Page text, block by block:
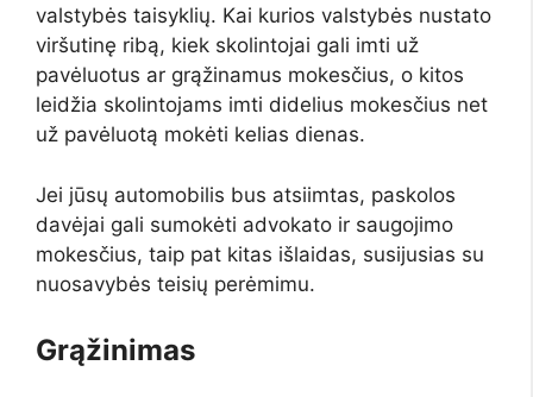
valstybės taisyklių. Kai kurios valstybės nustato
viršutinę ribą, kiek skolintojai gali imti už
pavėluotus ar grąžinamus mokesčius, o kitos
leidžia skolintojams imti didelius mokesčius net
už pavėluotą mokėti kelias dienas.
Jei jūsų automobilis bus atsiimtas, paskolos
davėjai gali sumokėti advokato ir saugojimo
mokesčius, taip pat kitas išlaidas, susijusias su
nuosavybės teisių perėmimu.
Grąžinimas